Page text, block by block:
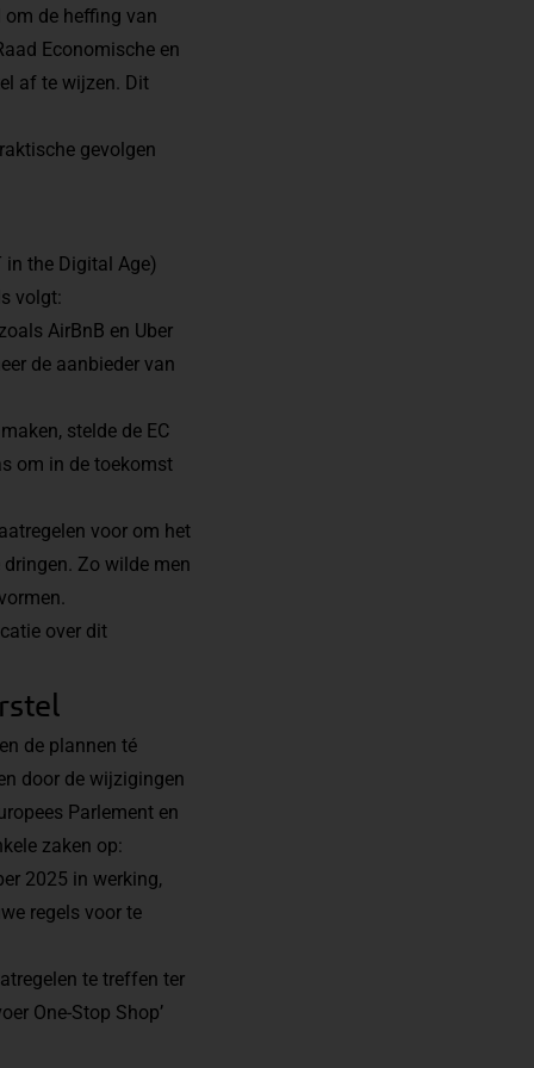
de heffing van
Economische en
af te wijzen. Dit
gevolgen
in the Digital Age)
volgt:
AirBnB en Uber
de aanbieder van
stelde de EC
om in de toekomst
voor om het
Zo wilde men
over dit
de plannen té
door de wijzigingen
Parlement en
zaken op:
2025 in werking,
regels voor te
te treffen ter
One-Stop Shop’